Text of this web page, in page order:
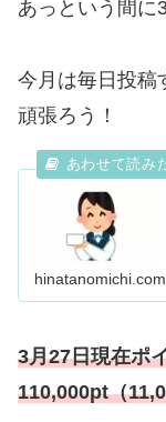
あっという間に
今月は毎日投稿
頑張ろう！
hinatanomichi.com
3月27日現在ポ
110,000pt（